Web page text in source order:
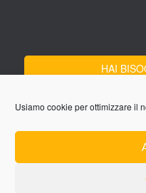
Usiamo cookie per ottimizzare il
HAI